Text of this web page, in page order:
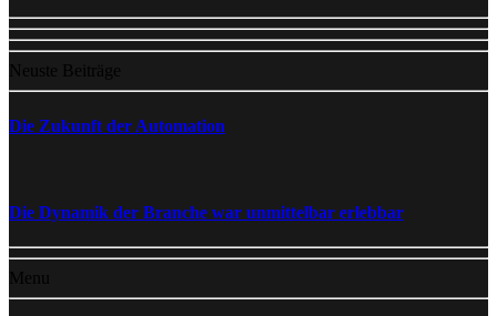
Neuste Beiträge
Die Zukunft der Automation
Die Dynamik der Branche war unmittelbar erlebbar
Menu